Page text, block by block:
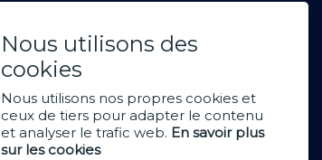
Nous utilisons des
cookies
Nous utilisons nos propres cookies et
ceux de tiers pour adapter le contenu
et analyser le trafic web. En savoir plus
sur les cookies